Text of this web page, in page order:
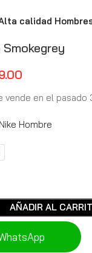
calidad
Smokegrey
vende en el pasado
Hombre
AÑADIR AL